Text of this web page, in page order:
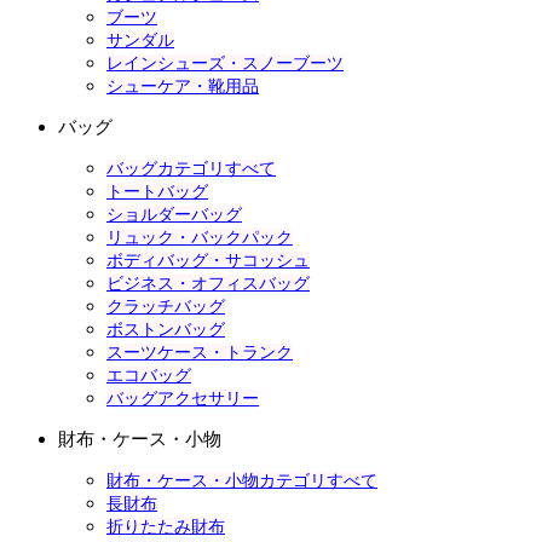
ブーツ
サンダル
レインシューズ・スノーブーツ
シューケア・靴用品
バッグ
バッグカテゴリすべて
トートバッグ
ショルダーバッグ
リュック・バックパック
ボディバッグ・サコッシュ
ビジネス・オフィスバッグ
クラッチバッグ
ボストンバッグ
スーツケース・トランク
エコバッグ
バッグアクセサリー
財布・ケース・小物
財布・ケース・小物カテゴリすべて
長財布
折りたたみ財布